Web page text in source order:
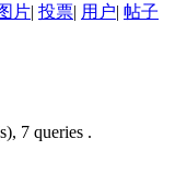
片| 投票| 用户| 帖子
7 queries .